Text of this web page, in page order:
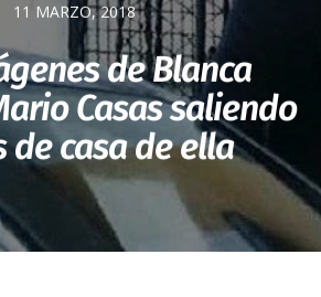
11 MARZO, 2018
de Blanca
Casas saliendo
de casa de ella